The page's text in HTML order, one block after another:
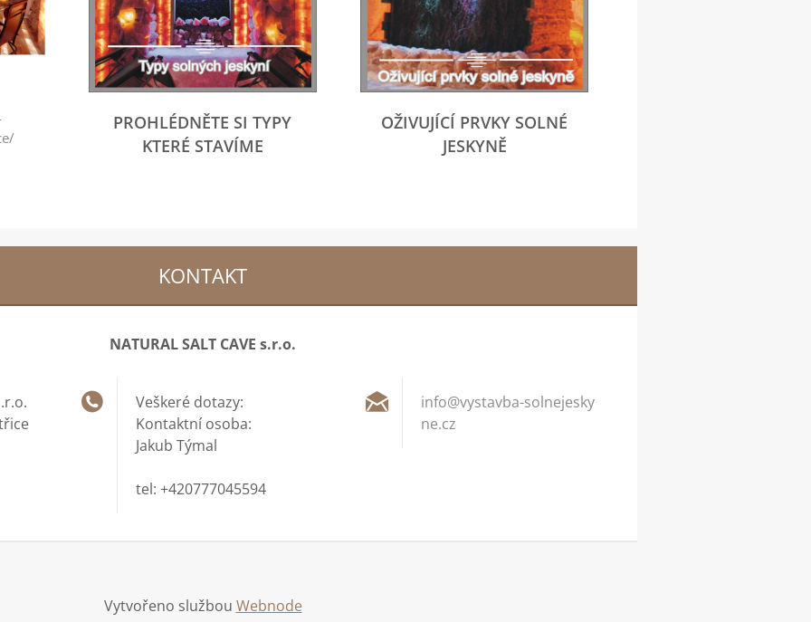
PROHLÉDNĚTE SI TYPY
KTERÉ STAVÍME
OŽIVUJÍCÍ PRVKY SOLNÉ
JESKYNĚ
KONTAKT
NATURAL SALT CAVE s.r.o.
Veškeré dotazy:
Kontaktní osoba:
Jakub Týmal
tel: +420777045594
info@vystavba-solnejesky
ne.cz
Vytvořeno službou Webnode